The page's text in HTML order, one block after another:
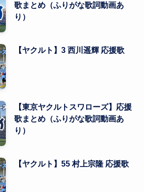
歌まとめ（ふりがな歌詞動画あ
り）
【ヤクルト】3 西川遥輝 応援歌
【東京ヤクルトスワローズ】応援
歌まとめ（ふりがな歌詞動画あ
り）
【ヤクルト】55 村上宗隆 応援歌